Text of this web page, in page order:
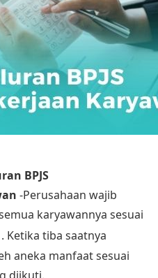
BPJS
-Perusahaan wajib
karyawannya sesuai
. Ketika tiba saatnya
aneka manfaat sesuai